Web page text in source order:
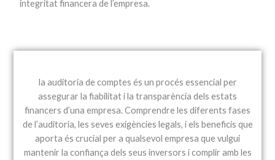
integritat financera de l’empresa.
la auditoria de comptes és un procés essencial per
assegurar la fiabilitat i la transparència dels estats
financers d’una empresa. Comprendre les diferents fases
de l’auditoria, les seves exigències legals, i els beneficis que
aporta és crucial per a qualsevol empresa que vulgui
mantenir la confiança dels seus inversors i complir amb les